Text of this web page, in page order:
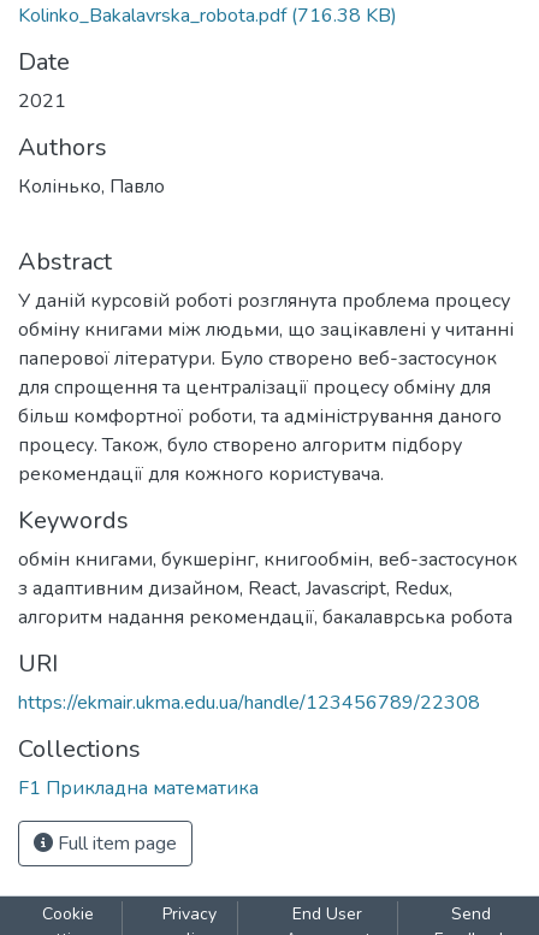
Kolinko_Bakalavrska_robota.pdf(716.38 KB)
Date
2021
Authors
Колінько, Павло
Abstract
У даній курсовій роботі розглянута проблема процесу
обміну книгами між людьми, що зацікавлені у читанні
паперової літератури. Було створено веб-застосунок
для спрощення та централізації процесу обміну для
більш комфортної роботи, та адміністрування даного
процесу. Також, було створено алгоритм підбору
рекомендації для кожного користувача.
Keywords
обмін книгами, букшерінг, книгообмін, веб-застосунок
з адаптивним дизайном, React, Javascript, Redux,
алгоритм надання рекомендації, бакалаврська робота
URI
https://ekmair.ukma.edu.ua/handle/123456789/22308
Collections
F1 Прикладна математика
Full item page
Cookie
Privacy
End User
Send